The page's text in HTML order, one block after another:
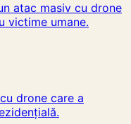
atac masiv cu drone
victime umane.
drone care a